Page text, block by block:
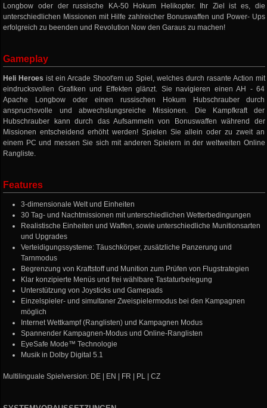
Longbow oder der russische KA-50 Hokum Helikopter. Ihr Ziel ist es, die
unterschiedlichen Missionen mit Hilfe zahlreicher Bonuswaffen und Power- Ups
erfolgreich zu beenden und Revolution Now den Garaus zu machen!
Gameplay
Heli Heroesist ein Arcade Shoot'em up Spiel, welches durch rasante Action mit
eindrucksvollen Grafiken und Effekten glänzt. Sie navigieren einen AH - 64
Apache Longbow oder einen russischen Hokum Hubschrauber durch
anspruchsvolle und abwechslungsreiche Missionen. Die Kampfkraft der
Hubschrauber kann durch das Aufsammeln von Bonuswaffen während der
Missionen entscheidend erhöht werden! Spielen Sie allein oder zu zweit an
einem PC und messen Sie sich mit anderen Spielern in der weltweiten Online
Rangliste.
Features
3-dimensionale Welt und Einheiten
30 Tag- und Nachtmissionen mit unterschiedlichen Wetterbedingungen
Realistische Einheiten und Waffen, sowie unterschiedliche Munitionsarten
und Upgrades
Verteidigungssysteme: Täuschkörper, zusätzliche Panzerung und
Tarnmodus
Begrenzung von Kraftstoff und Munition zum Prüfen von Flugstrategien
Klar konzipierte Menüs und frei wählbare Tastaturbelegung
Unterstützung von Joysticks und Gamepads
Einzelspieler- und simultaner Zweispielermodus bei den Kampagnen
möglich
Internet Wettkampf (Ranglisten) und Kampagnen Modus
Spannender Kampagnen-Modus und Online-Ranglisten
EyeSafe Mode™ Technologie
Musik in Dolby Digital 5.1
Multilinguale Spielversion: DE | EN | FR | PL | CZ